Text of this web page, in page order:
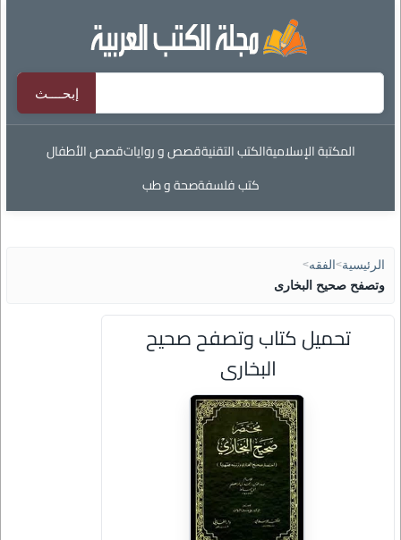
المكتبة الإسلاميةالكتب التقنيةقصص و رواياتقصص الأطفال
كتب فلسفةصحة و طب
الرئيسية> الفقه>
وتصفح صحيح البخارى
تحميل كتاب وتصفح صحيح
البخارى